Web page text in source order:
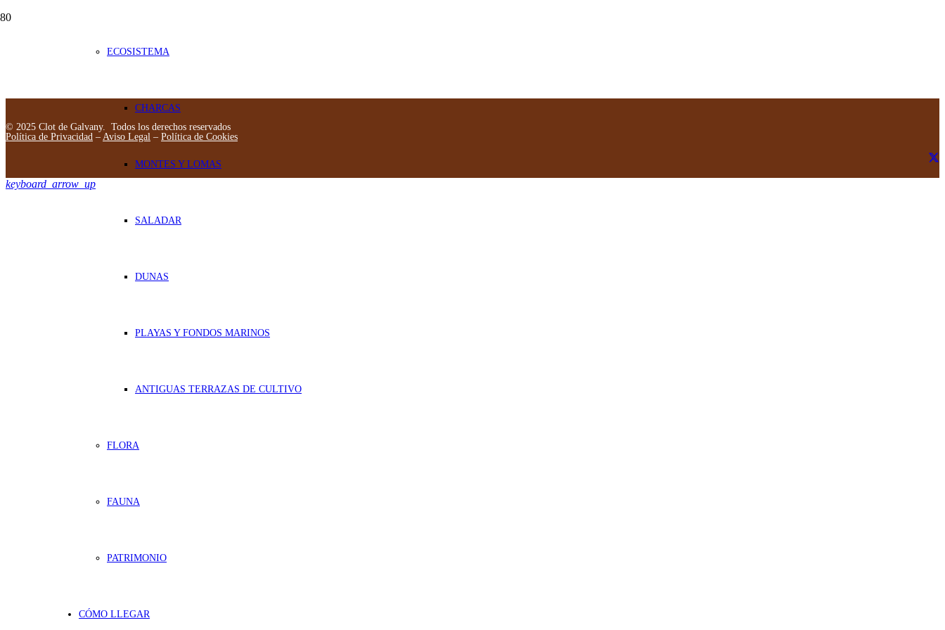
ECOSISTEMA
CHARCAS
MONTES Y LOMAS
SALADAR
DUNAS
PLAYAS Y FONDOS MARINOS
ANTIGUAS TERRAZAS DE CULTIVO
FLORA
FAUNA
PATRIMONIO
CÓMO LLEGAR
© 2025 Clot de Galvany. Todos los derechos reservados
Política de Privacidad – Aviso Legal – Política de Cookies
keyboard_arrow_up